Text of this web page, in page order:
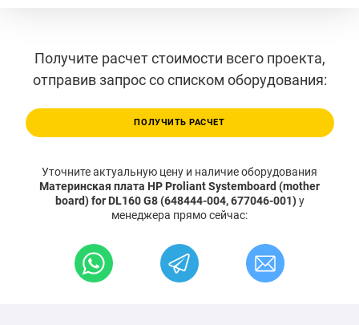
Получите расчет стоимости всего проекта,
отправив запрос со списком оборудования:
ПОЛУЧИТЬ РАСЧЕТ
Уточните актуальную цену и наличие оборудования
Материнская плата HP Proliant Systemboard (mother
board) for DL160 G8 (648444-004, 677046-001)у
менеджера прямо сейчас: